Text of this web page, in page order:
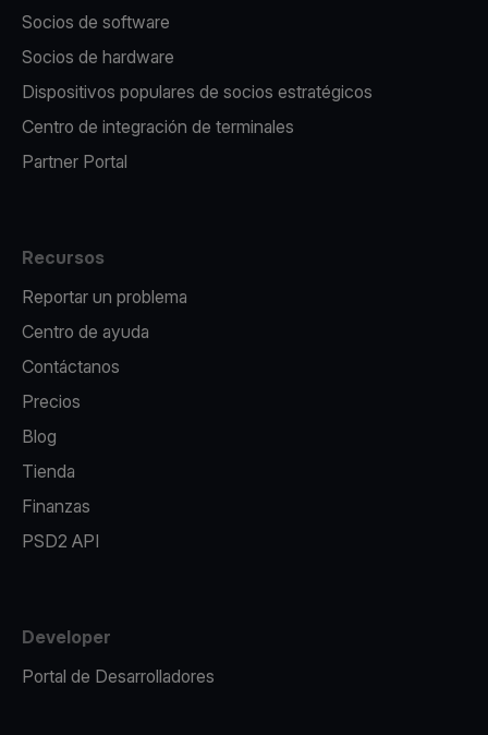
Socios de software
Socios de hardware
Dispositivos populares de socios estratégicos
Centro de integración de terminales
Partner Portal
Recursos
Reportar un problema
Centro de ayuda
Contáctanos
Precios
Blog
Tienda
Finanzas
PSD2 API
Developer
Portal de Desarrolladores